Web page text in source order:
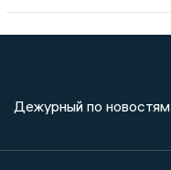
Дежурный по новостям